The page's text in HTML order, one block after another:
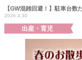
【GW混雑回避！】駐車台
2026.4.30
出産・育児